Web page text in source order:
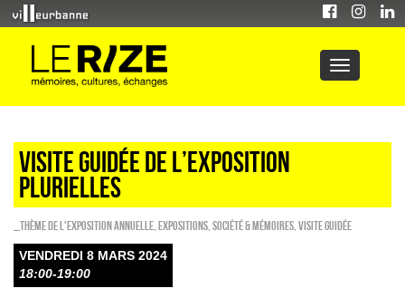
Visite guidée de l’exposition
PLURIELLES
_Thème de l'exposition annuelle EXPOSITIONS Société & Mémoires Visite guidée
VENDREDI 8 MARS 2024
18:00-19:00